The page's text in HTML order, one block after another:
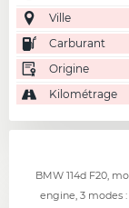
Ville
Carburant
Origine
Kilométrage
BMW 114d F20,
engine, 3 modes